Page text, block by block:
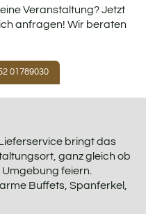
Veranstaltung? Jetzt
anfragen! Wir beraten
01789030
bringt das
ganz gleich ob
feiern.
Buffets, Spanferkel,